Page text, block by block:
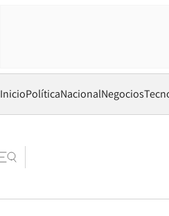
InicioPolíticaNacionalNegocios